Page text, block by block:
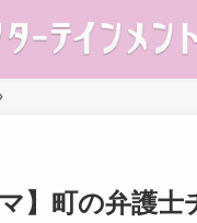
マ】町の弁護